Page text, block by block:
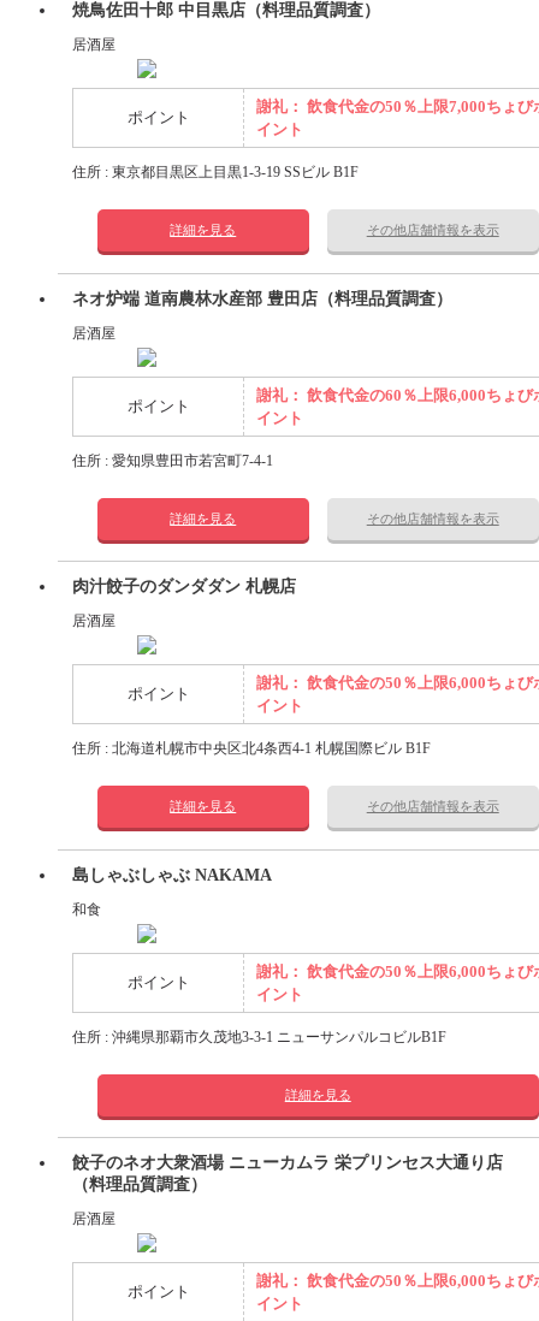
焼鳥佐田十郎 中目黒店（料理品質調査）
居酒屋
ポイント
謝礼： 飲食代金の50％上限7,000ちょび
イント
住所 : 東京都目黒区上目黒1-3-19 SSビル B1F
詳細を見る その他店舗情報を表示
ネオ炉端 道南農林水産部 豊田店（料理品質調査）
居酒屋
ポイント
謝礼： 飲食代金の60％上限6,000ちょび
イント
住所 : 愛知県豊田市若宮町7-4-1
詳細を見る その他店舗情報を表示
肉汁餃子のダンダダン 札幌店
居酒屋
ポイント
謝礼： 飲食代金の50％上限6,000ちょび
イント
住所 : 北海道札幌市中央区北4条西4-1 札幌国際ビル B1F
詳細を見る その他店舗情報を表示
島しゃぶしゃぶ NAKAMA
和食
ポイント
謝礼： 飲食代金の50％上限6,000ちょび
イント
住所 : 沖縄県那覇市久茂地3-3-1 ニューサンパルコビルB1F
詳細を見る
餃子のネオ大衆酒場 ニューカムラ 栄プリンセス大通り店
（料理品質調査）
居酒屋
ポイント
謝礼： 飲食代金の50％上限6,000ちょび
イント